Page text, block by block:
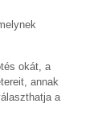
okát, a
annak
a